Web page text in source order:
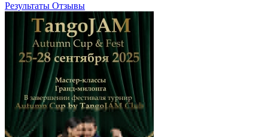
Результаты Отзывы